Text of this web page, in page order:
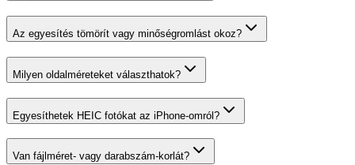
Az egyesítés tömörít vagy minőségromlást okoz?
Milyen oldalméreteket választhatok?
Egyesíthetek HEIC fotókat az iPhone-omról?
Van fájlméret- vagy darabszám-korlát?